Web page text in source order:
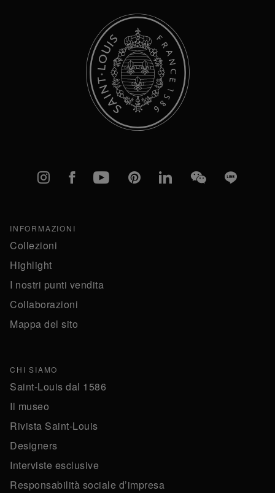
Instagram
FacebookYouTubePinterestlinkedInWeChatLine
INFORMAZIONI
Collezioni
Highlight
I nostri punti vendita
Collaborazioni
Mappa del sito
CHI SIAMO
Saint-Louis dal 1586
Il museo
Rivista Saint-Louis
Designers
Interviste esclusive
Responsabilità sociale d’impresa